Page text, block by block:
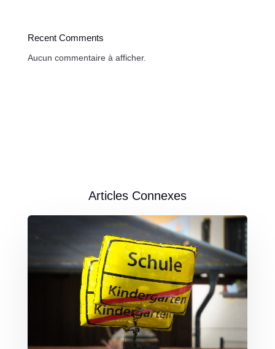
Recent Comments
Aucun commentaire à afficher.
Articles Connexes